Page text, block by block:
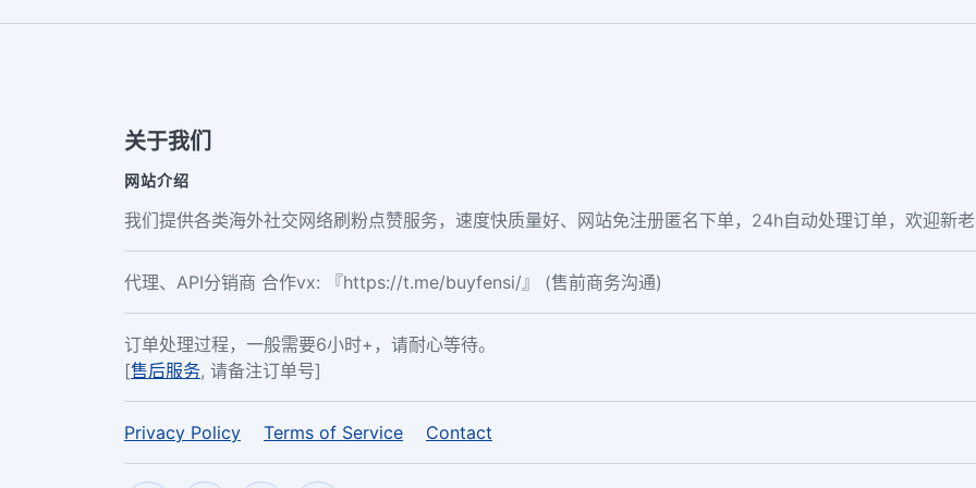
关于我们
网站介绍
我们提供各类海外社交网络刷粉点赞服务，速度快质量好、网站免注册匿名下单，24h自动处理订单，欢迎新老
代理、API分销商 合作vx: 『https://t.me/buyfensi/』 (售前商务沟通)
订单处理过程，一般需要6小时+，请耐心等待。
[售后服务, 请备注订单号]
Privacy Policy Terms of Service Contact